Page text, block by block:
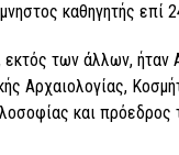
καθηγητής επί
των άλλων, ήταν
Αρχαιολογίας,
και πρόεδρος